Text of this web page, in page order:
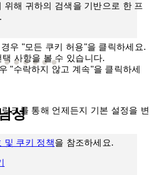
성
해 귀하의 검색을 기반으로 한 프
우 "모든 쿠키 허용"을 클릭하세요.
사항을 볼 수 있습니다.
"수락하지 않고 계속"을 클릭하세
크를 통해 언제든지 기본 설정을 변
및 쿠키 정책을 참조하세요.